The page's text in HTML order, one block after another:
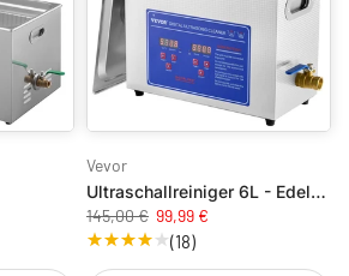
Vevor
Ultraschallreiniger 6L - Edelstahl - mit Heizung
145,00 € 99,99 €
(18)